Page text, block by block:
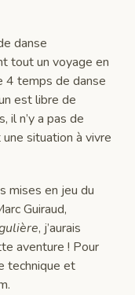
danse
tout un voyage en
4 temps de danse
est libre de
il n’y a pas de
situation à vivre
mises en jeu du
Guiraud,
, j’aurais
aventure ! Pour
technique et
.